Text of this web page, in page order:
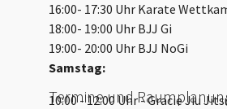
16:00- 17:30 Uhr Karate
18:00- 19:00 Uhr BJJ Gi
19:00- 20:00 Uhr BJJ NoGi
Samstag:
10:00 - 12:00 Uhr - Gracie Jiu
Termine und